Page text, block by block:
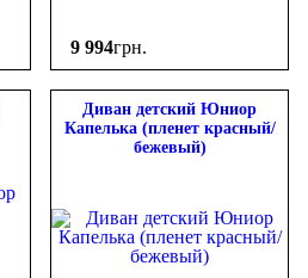
9 994грн.
Диван детский Юниор
Капелька (пленет красный/
бежевый)